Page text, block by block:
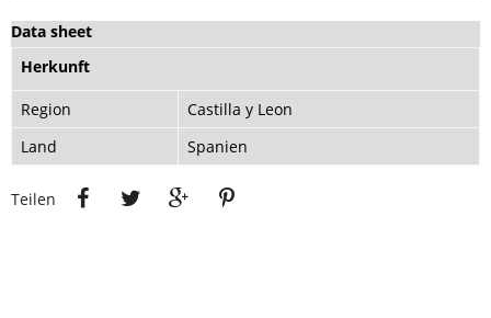
Data sheet
Herkunft
Region
Castilla y Leon
Land
Spanien
Teilen
Teilen Tweet Google+